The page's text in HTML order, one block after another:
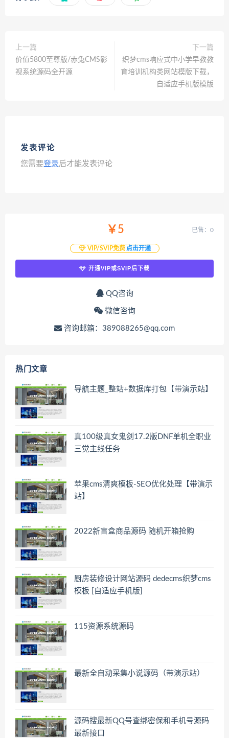
上一篇
价值5800至尊版/赤兔CMS影
视系统源码全开源
下一篇
织梦cms响应式中小学早教教
育培训机构类网站模版下载，
自适应手机版模版
发表评论
您需要登录后才能发表评论
￥5
VIP/SVIP免费 点击开通
已售：0
开通VIP或SVIP后下载
QQ咨询
微信咨询
咨询邮箱：389088265@qq.com
热门文章
导航主题_整站+数据库打包【带演示站】
真100级真女鬼剑17.2版DNF单机全职业
三觉主线任务
苹果cms清爽模板-SEO优化处理【带演示
站】
2022新盲盒商品源码 随机开箱抢购
厨房装修设计网站源码 dedecms织梦cms
模板 [自适应手机版]
115资源系统源码
最新全自动采集小说源码（带演示站）
源码搜最新QQ号查绑密保和手机号源码
最新接口